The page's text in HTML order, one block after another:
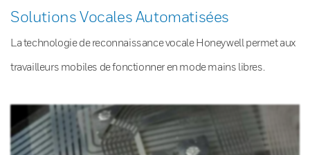
Solutions Vocales Automatisées
La technologie de reconnaissance vocale Honeywell permet aux
travailleurs mobiles de fonctionner en mode mains libres.